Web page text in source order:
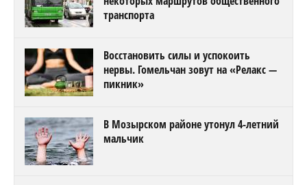
транспорта
Восстановить силы и успокоить
нервы. Гомельчан зовут на «Релакс —
пикник»
В Мозырском районе утонул 4-летний
мальчик